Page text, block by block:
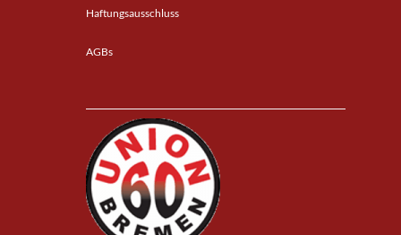
Haftungsausschluss
AGBs